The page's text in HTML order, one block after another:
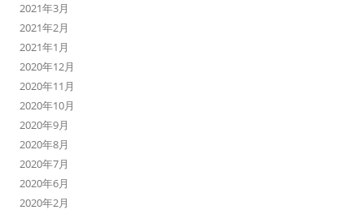
2021年3月
2021年2月
2021年1月
2020年12月
2020年11月
2020年10月
2020年9月
2020年8月
2020年7月
2020年6月
2020年2月